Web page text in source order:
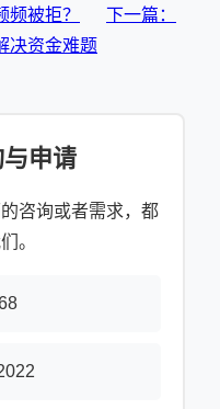
被拒？
下一篇：
决资金难题
申请
咨询或者需求，都
。